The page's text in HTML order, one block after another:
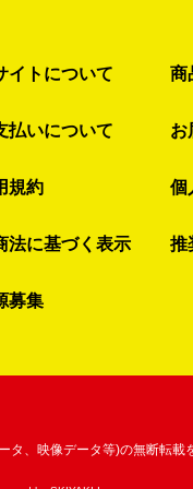
イトについて 商
払いについて お
規約 個
法に基づく表示 推
募集
タ、映像データ等)の無断転載